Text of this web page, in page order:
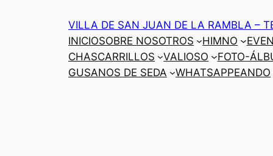
VILLA DE SAN JUAN DE LA RAMBLA –
INICIOSOBRE NOSOTROS HIMNO
CHASCARRILLOS
VALIOSO FOTO-
GUSANOS DE SEDA
WHATSAPPEANDO